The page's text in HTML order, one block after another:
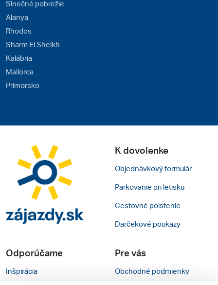
Slnečné pobrežie
Alanya
Rhodos
Sharm El Sheikh
Kalábria
Mallorca
Primorsko
K dovolenke
Objednávkový formulár
Parkovanie pri letisku
Cestovné poistenie
Darčekové poukazy
Odporúčame
Inšpirácia
Pre vás
Obchodné podmienky